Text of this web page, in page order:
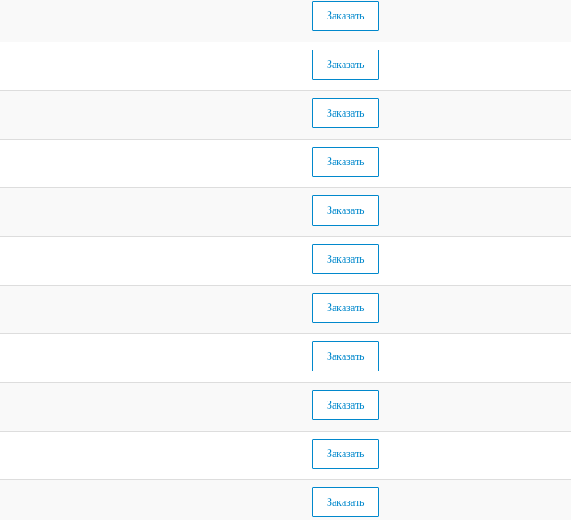
Заказать
Заказать
Заказать
Заказать
Заказать
Заказать
Заказать
Заказать
Заказать
Заказать
Заказать